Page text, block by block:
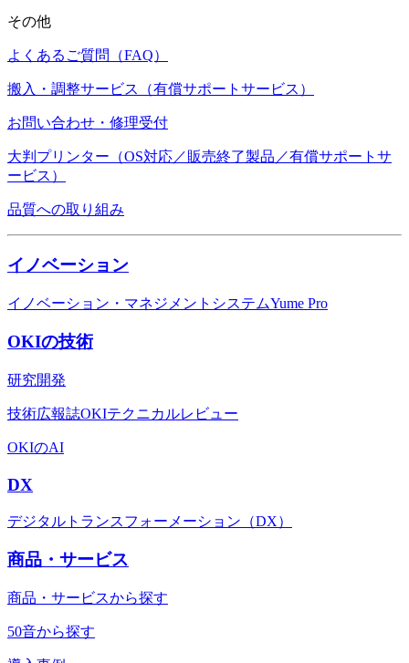
その他
よくあるご質問（FAQ）
搬入・調整サービス（有償サポートサービス）
お問い合わせ・修理受付
大判プリンター（OS対応／販売終了製品／有償サポートサ
ービス）
品質への取り組み
イノベーション
イノベーション・マネジメントシステムYume Pro
OKIの技術
研究開発
技術広報誌OKIテクニカルレビュー
OKIのAI
DX
デジタルトランスフォーメーション（DX）
商品・サービス
商品・サービスから探す
50音から探す